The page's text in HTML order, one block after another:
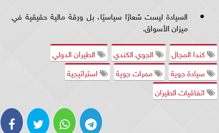
السيادة ليست شعارًا سياسيًا، بل ورقة مالية حقيقية في
ميزان الأسواق.
كندا المجال
الجوي الكندي
الطيران الدولي
سيادة جوية
ممرات جوية
استراتيجية
اتفاقيات الطيران